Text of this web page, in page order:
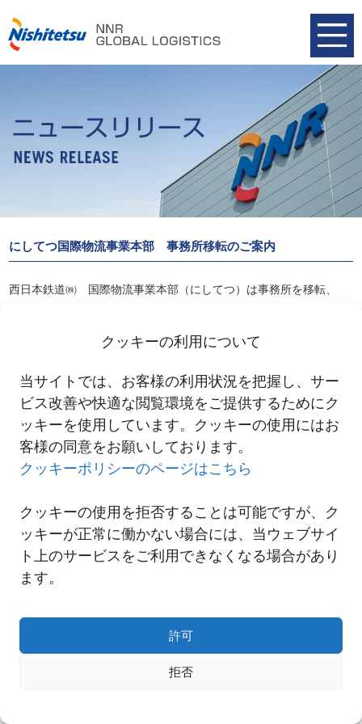
クッキーの利用について
当サイトでは、お客様の利用状況を把握し、サー
ビス改善や快適な閲覧環境をご提供するためにク
ッキーを使用しています。クッキーの使用にはお
客様の同意をお願いしております。
クッキーポリシーのページはこちら
クッキーの使用を拒否することは可能ですが、ク
ッキーが正常に働かない場合には、当ウェブサイ
ト上のサービスをご利用できなくなる場合があり
ます。
許可
拒否
にしてつ国際物流事業本部 事務所移転のご案内
西日本鉄道㈱ 国際物流事業本部（にしてつ）は事務所を移転、
2022-05-06 事務所移転のご案内
一覧へ